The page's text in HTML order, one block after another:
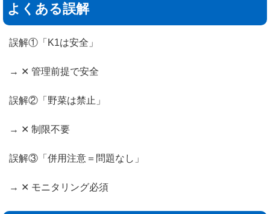
よくある誤解
誤解①「K1は安全」
→ ✕ 管理前提で安全
誤解②「野菜は禁止」
→ ✕ 制限不要
誤解③「併用注意＝問題なし」
→ ✕ モニタリング必須